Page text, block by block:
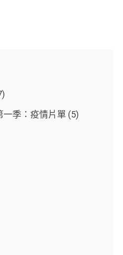
一季：疫情片單 (5)